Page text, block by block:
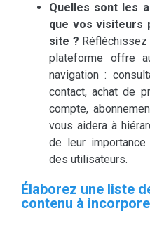
Quelles sont les
que vos visiteurs
site ?
plateforme offre
navigation :
contact, achat de
compte,
vous aidera à
de leur
des utilisateurs.
Élaborez une liste
contenu à